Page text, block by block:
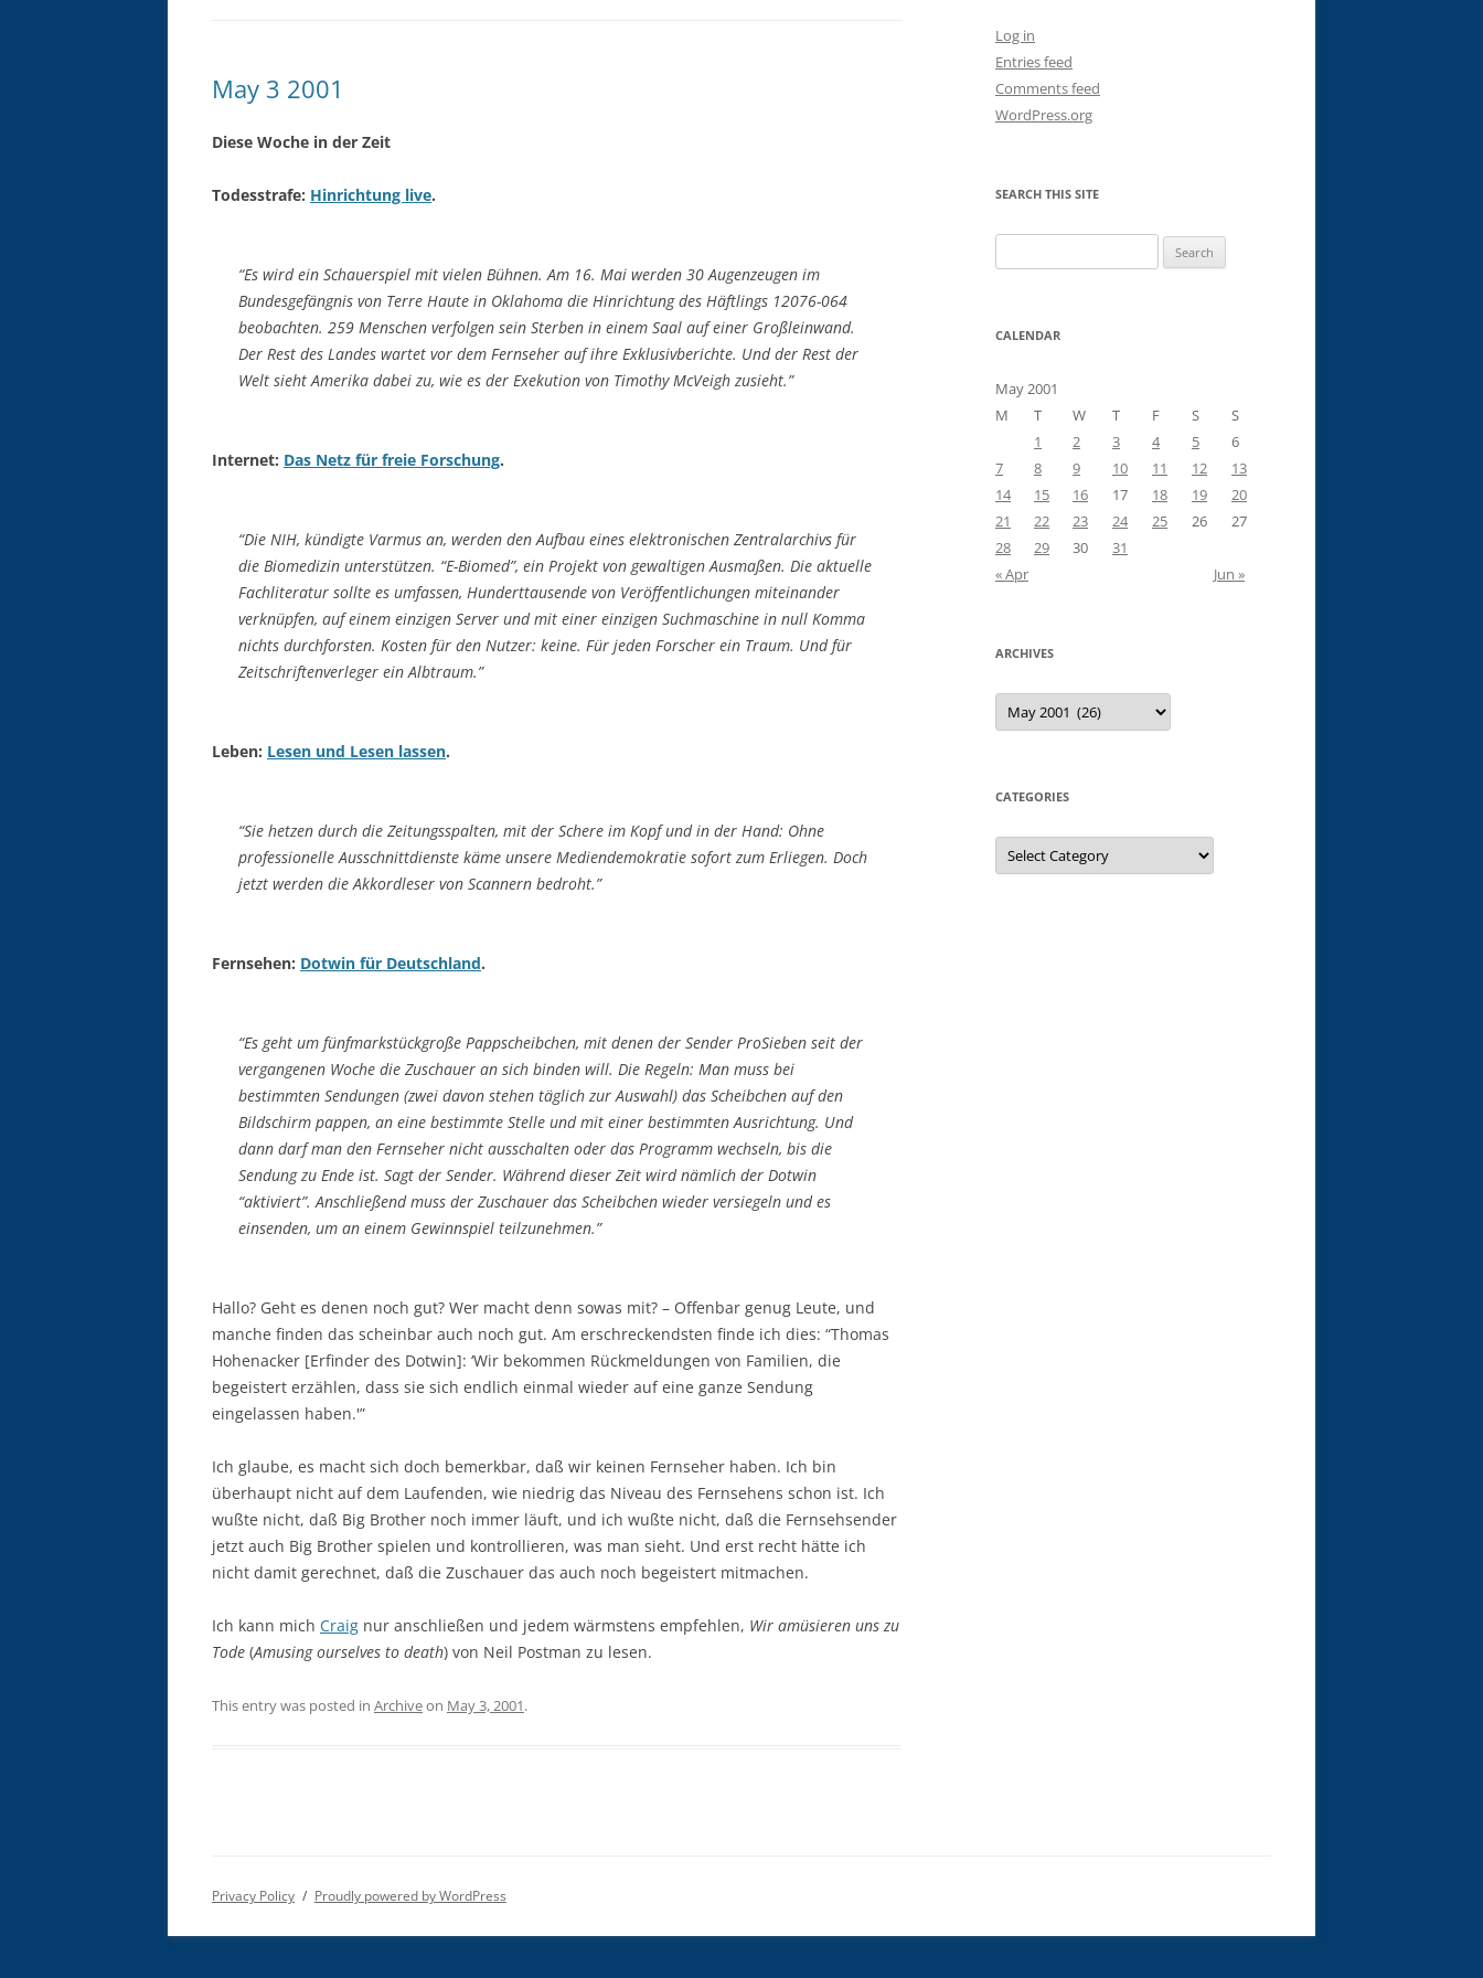
May 3 2001
Diese Woche in der Zeit
Todesstrafe: Hinrichtung live.
“Es wird ein Schauerspiel mit vielen Bühnen. Am 16. Mai werden 30 Augenzeugen im
Bundesgefängnis von Terre Haute in Oklahoma die Hinrichtung des Häftlings 12076-064
beobachten. 259 Menschen verfolgen sein Sterben in einem Saal auf einer Großleinwand.
Der Rest des Landes wartet vor dem Fernseher auf ihre Exklusivberichte. Und der Rest der
Welt sieht Amerika dabei zu, wie es der Exekution von Timothy McVeigh zusieht.”
Internet: Das Netz für freie Forschung.
“Die NIH, kündigte Varmus an, werden den Aufbau eines elektronischen Zentralarchivs für
die Biomedizin unterstützen. “E-Biomed”, ein Projekt von gewaltigen Ausmaßen. Die aktuelle
Fachliteratur sollte es umfassen, Hunderttausende von Veröffentlichungen miteinander
verknüpfen, auf einem einzigen Server und mit einer einzigen Suchmaschine in null Komma
nichts durchforsten. Kosten für den Nutzer: keine. Für jeden Forscher ein Traum. Und für
Zeitschriftenverleger ein Albtraum.”
Leben: Lesen und Lesen lassen.
“Sie hetzen durch die Zeitungsspalten, mit der Schere im Kopf und in der Hand: Ohne
professionelle Ausschnittdienste käme unsere Mediendemokratie sofort zum Erliegen. Doch
jetzt werden die Akkordleser von Scannern bedroht.”
Fernsehen: Dotwin für Deutschland.
“Es geht um fünfmarkstückgroße Pappscheibchen, mit denen der Sender ProSieben seit der
vergangenen Woche die Zuschauer an sich binden will. Die Regeln: Man muss bei
bestimmten Sendungen (zwei davon stehen täglich zur Auswahl) das Scheibchen auf den
Bildschirm pappen, an eine bestimmte Stelle und mit einer bestimmten Ausrichtung. Und
dann darf man den Fernseher nicht ausschalten oder das Programm wechseln, bis die
Sendung zu Ende ist. Sagt der Sender. Während dieser Zeit wird nämlich der Dotwin
“aktiviert”. Anschließend muss der Zuschauer das Scheibchen wieder versiegeln und es
einsenden, um an einem Gewinnspiel teilzunehmen.”
Hallo? Geht es denen noch gut? Wer macht denn sowas mit? – Offenbar genug Leute, und
manche finden das scheinbar auch noch gut. Am erschreckendsten finde ich dies: “Thomas
Hohenacker [Erfinder des Dotwin]: ‘Wir bekommen Rückmeldungen von Familien, die
begeistert erzählen, dass sie sich endlich einmal wieder auf eine ganze Sendung
eingelassen haben.'”
Ich glaube, es macht sich doch bemerkbar, daß wir keinen Fernseher haben. Ich bin
überhaupt nicht auf dem Laufenden, wie niedrig das Niveau des Fernsehens schon ist. Ich
wußte nicht, daß Big Brother noch immer läuft, und ich wußte nicht, daß die Fernsehsender
jetzt auch Big Brother spielen und kontrollieren, was man sieht. Und erst recht hätte ich
nicht damit gerechnet, daß die Zuschauer das auch noch begeistert mitmachen.
Ich kann mich Craig nur anschließen und jedem wärmstens empfehlen, Wir amüsieren uns zu
Tode (Amusing ourselves to death) von Neil Postman zu lesen.
This entry was posted in Archiveon May 3, 2001.
Log in
Entries feed
Comments feed
WordPress.org
SEARCH THIS SITE
for:
CALENDAR
May 2001
M
T W T F S
S
1
2 3 4 5
6
7
8 9 10 11 12
13
14
15 16 17 18 19
20
21
22 23 24 25 26
27
28
29 30
31
« Apr
Jun »
ARCHIVES
Archives
CATEGORIES
Categories
Privacy Policy Proudly powered by WordPress